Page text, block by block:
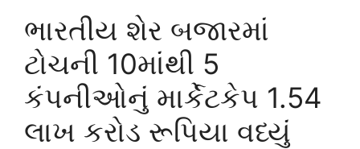
ભારતીય શેર બજારમાં
ટોચની 10માંથી 5
કંપનીઓનું માર્કેટકેપ 1.54
લાખ કરોડ રૂપિયા વધ્યું